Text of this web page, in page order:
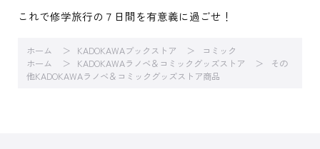
これで修学旅行の７日間を有意義に過ごせ！
ホーム KADOKAWAブックストア
コミック
ホーム
KADOKAWAラノベ＆コミックグッズストア
その
他KADOKAWAラノベ＆コミックグッズストア商品